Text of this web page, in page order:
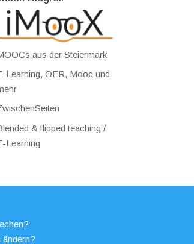
aus der Steiermark
Learning, OER, Mooc und
& flipped teaching /
Learning
ändern?